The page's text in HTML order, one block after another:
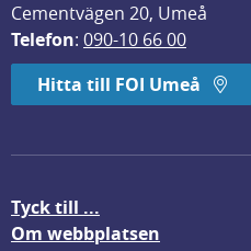
Cementvägen 20, Umeå
Telefon: 090-10 66 00
Hitta till FOI Umeå
Tyck till ...
Om webbplatsen